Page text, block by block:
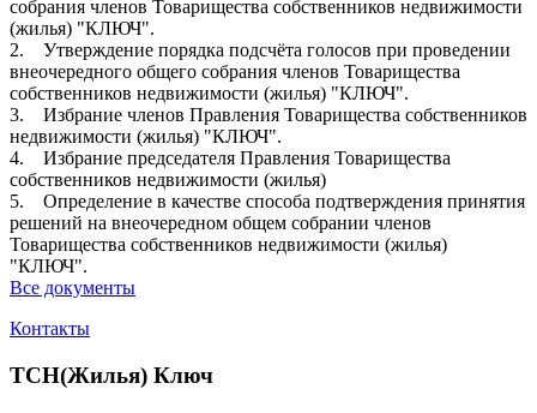
собрания членов Товарищества собственников недвижимости
(жилья) "КЛЮЧ".
2. Утверждение порядка подсчёта голосов при проведении
внеочередного общего собрания членов Товарищества
собственников недвижимости (жилья) "КЛЮЧ".
3. Избрание членов Правления Товарищества собственников
недвижимости (жилья) "КЛЮЧ".
4. Избрание председателя Правления Товарищества
собственников недвижимости (жилья)
5. Определение в качестве способа подтверждения принятия
решений на внеочередном общем собрании членов
Товарищества собственников недвижимости (жилья)
"КЛЮЧ".
Все документы
Контакты
ТСН(Жилья) Ключ